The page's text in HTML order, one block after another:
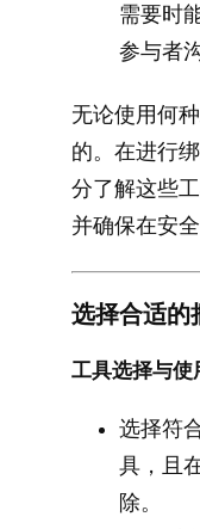
需要时
参与者
无论使用何种
的。在进行
分了解这些
并确保在安
选择合适的
工具选择与使
选择符
具，且
除。